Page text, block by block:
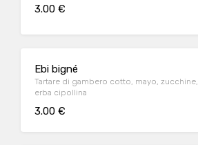
3.00 €
Ebi bigné
Tartare di gambero cotto, mayo, zucchine,
erba cipollina
3.00 €